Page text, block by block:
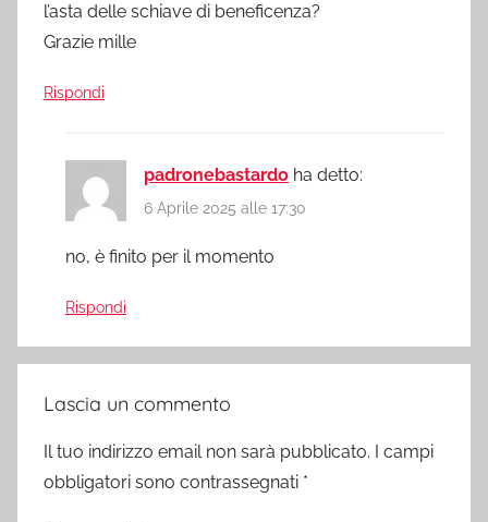
l’asta delle schiave di beneficenza?
Grazie mille
Rispondi
padronebastardo ha detto:
6 Aprile 2025 alle 17:30
no, è finito per il momento
Rispondi
Lascia un commento
Il tuo indirizzo email non sarà pubblicato.
I campi
obbligatori sono contrassegnati *